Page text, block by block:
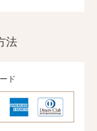
法
ド